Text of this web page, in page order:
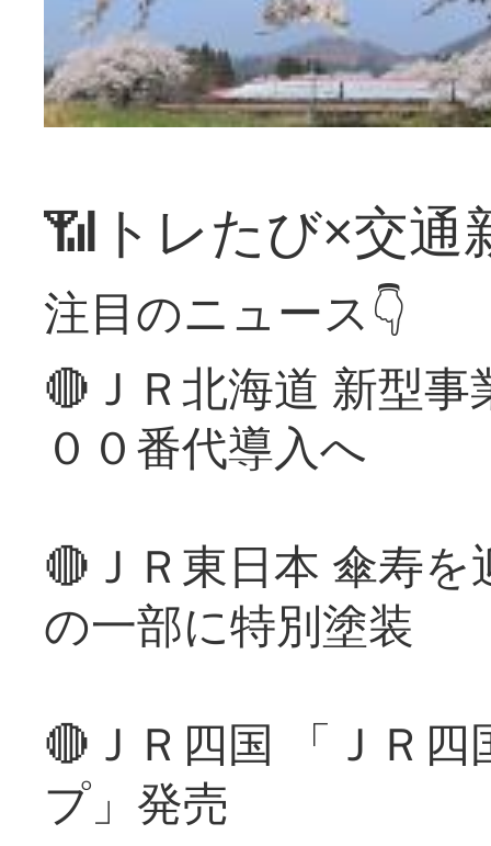
📶トレたび×交通
注目のニュース👇
🔴ＪＲ北海道 新型
００番代導入へ
🔴ＪＲ東日本 傘寿
の一部に特別塗装
🔴ＪＲ四国 「ＪＲ
プ」発売